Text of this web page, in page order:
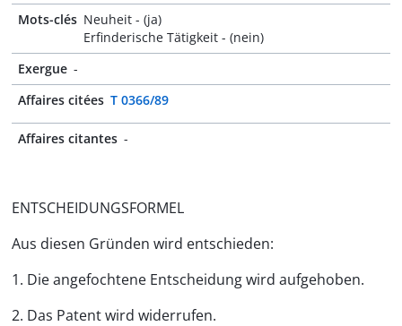
Mots-clés Neuheit - (ja)
Erfinderische Tätigkeit - (nein)
Exergue -
Affaires citées T 0366/89
Affaires citantes -
ENTSCHEIDUNGSFORMEL
Aus diesen Gründen wird entschieden:
1. Die angefochtene Entscheidung wird aufgehoben.
2. Das Patent wird widerrufen.